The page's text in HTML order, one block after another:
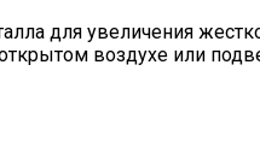
для увеличения
воздухе или